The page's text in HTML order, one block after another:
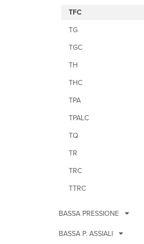
TFC
TG
TGC
TH
THC
TPA
TPALC
TQ
TR
TRC
TTRC
BASSA PRESSIONE
BASSA P. ASSIALI